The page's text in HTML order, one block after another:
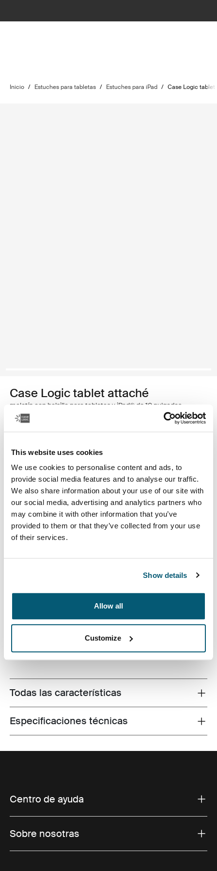
This website uses cookies
We use cookies to personalise content and ads, to
provide social media features and to analyse our traffic.
We also share information about your use of our site with
our social media, advertising and analytics partners who
may combine it with other information that you’ve
provided to them or that they’ve collected from your use
of their services.
Show details
Allow all
Customize
Inicio / Estuches para tabletas / Estuches para iPad / Case Logic tablet
Case Logic tablet attaché
maletín con bolsillo para tabletas y iPad® de 10 pulgadas
Case Logic iPad 10" Tablet Attaché with Pocket Negro (selected)
Este maletín optimizado acoge tu tableta en el
esenciales en un bolsillo frontal con cremallera. Lleva el
adaptador de corriente, el cable USB, los auriculares o
mientras que un panel de protección interior mantiene
la pantalla a salvo. Transporta fácilmente este elegante
diseño de forma horizontal por las manijas acolchadas
Toggle features
Todas las características
Toggle techspec
Especificaciones técnicas
Centro de ayuda
Sobre nosotras